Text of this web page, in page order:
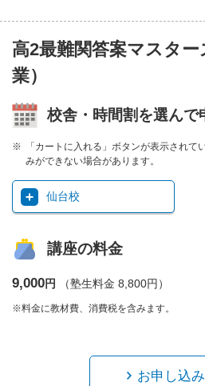
高2最難関答案マスタ
業）
校舎・時間割を選んで
「カートに入れる」ボタンが表示されて
みができない場合があります。
仙台校
講座の料金
9,000円 （塾生料金 8,800円）
※料金に教材費、消費税を含みます。
お申し込